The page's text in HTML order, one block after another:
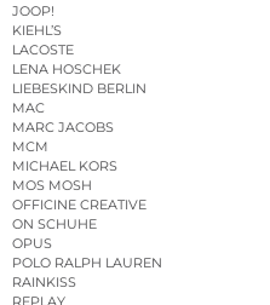
JOOP!
KIEHL’S
LACOSTE
LENA HOSCHEK
LIEBESKIND BERLIN
MAC
MARC JACOBS
MCM
MICHAEL KORS
MOS MOSH
OFFICINE CREATIVE
ON SCHUHE
OPUS
POLO RALPH LAUREN
RAINKISS